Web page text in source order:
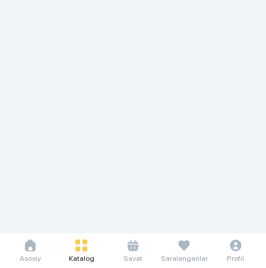
Asosiy Katalog Savat Saralanganlar Profil